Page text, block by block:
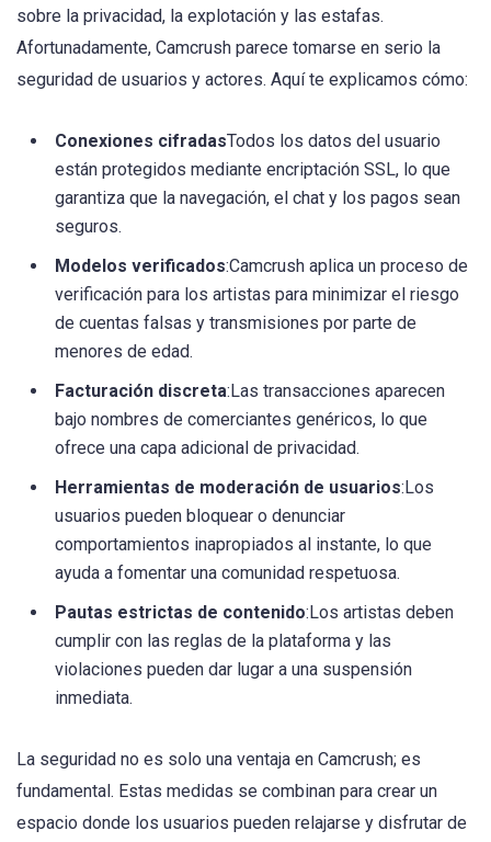
sobre la privacidad, la explotación y las estafas.
Afortunadamente, Camcrush parece tomarse en serio la
seguridad de usuarios y actores. Aquí te explicamos cómo:
Conexiones cifradasTodos los datos del usuario
están protegidos mediante encriptación SSL, lo que
garantiza que la navegación, el chat y los pagos sean
seguros.
Modelos verificados:Camcrush aplica un proceso de
verificación para los artistas para minimizar el riesgo
de cuentas falsas y transmisiones por parte de
menores de edad.
Facturación discreta:Las transacciones aparecen
bajo nombres de comerciantes genéricos, lo que
ofrece una capa adicional de privacidad.
Herramientas de moderación de usuarios:Los
usuarios pueden bloquear o denunciar
comportamientos inapropiados al instante, lo que
ayuda a fomentar una comunidad respetuosa.
Pautas estrictas de contenido:Los artistas deben
cumplir con las reglas de la plataforma y las
violaciones pueden dar lugar a una suspensión
inmediata.
La seguridad no es solo una ventaja en Camcrush; es
fundamental. Estas medidas se combinan para crear un
espacio donde los usuarios pueden relajarse y disfrutar de